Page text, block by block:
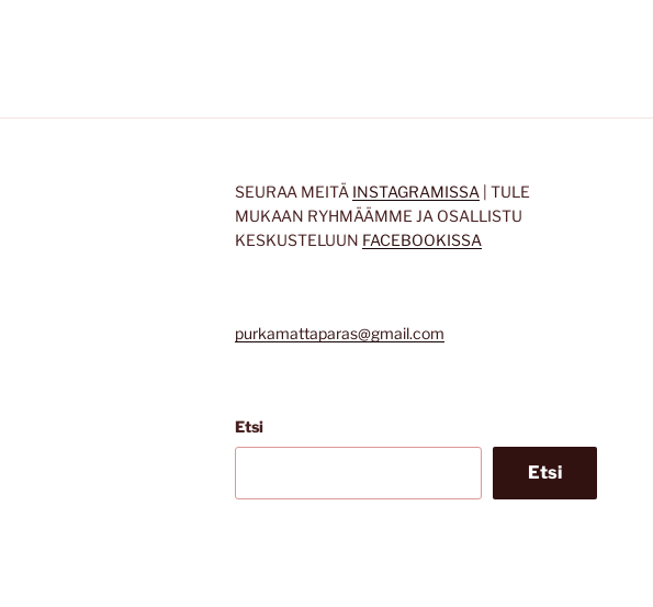
SEURAA MEITÄ INSTAGRAMISSA | TULE
MUKAAN RYHMÄÄMME JA OSALLISTU
KESKUSTELUUN FACEBOOKISSA
purkamattaparas@gmail.com
Etsi
Etsi